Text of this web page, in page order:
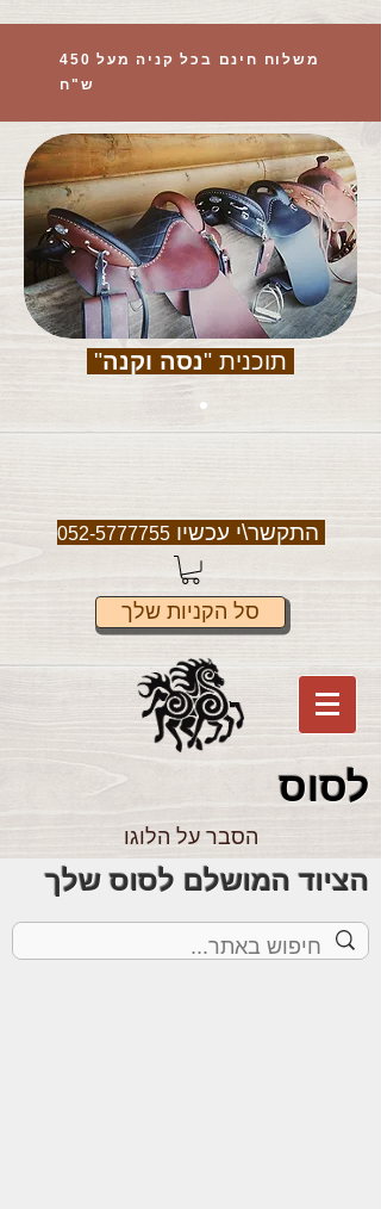
משלוח חינם בכל קניה מעל 450
ש"ח
תוכנית "נסה וקנה"
התקשר\י עכשיו052-5777755
סל הקניות שלך
לסוס
הסבר על הלוגו
הציוד המושלם לסוס שלך